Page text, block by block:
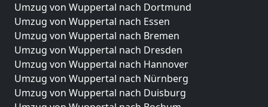
Umzug von Wuppertal nach Dortmund
Umzug von Wuppertal nach Essen
Umzug von Wuppertal nach Bremen
Umzug von Wuppertal nach Dresden
Umzug von Wuppertal nach Hannover
Umzug von Wuppertal nach Nürnberg
Umzug von Wuppertal nach Duisburg